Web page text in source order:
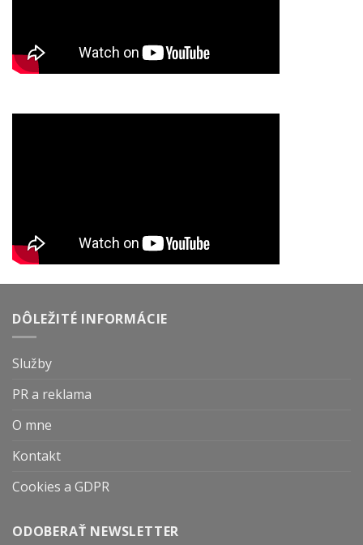
DÔLEŽITÉ INFORMÁCIE
Služby
PR a reklama
O mne
Kontakt
Cookies a GDPR
ODOBERAŤ NEWSLETTER